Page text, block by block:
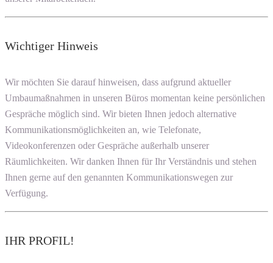
Wichtiger Hinweis
Wir möchten Sie darauf hinweisen, dass aufgrund aktueller
Umbaumaßnahmen in unseren Büros momentan keine persönlichen
Gespräche möglich sind. Wir bieten Ihnen jedoch alternative
Kommunikationsmöglichkeiten an, wie Telefonate,
Videokonferenzen oder Gespräche außerhalb unserer
Räumlichkeiten. Wir danken Ihnen für Ihr Verständnis und stehen
Ihnen gerne auf den genannten Kommunikationswegen zur
Verfügung.
IHR PROFIL!